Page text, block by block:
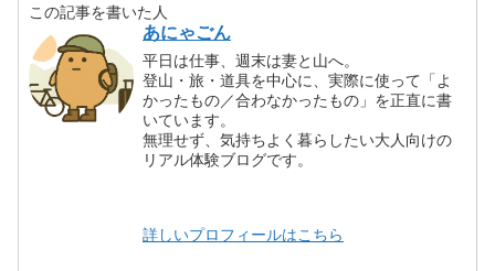
この記事を書いた人
あにゃごん
平日は仕事、週末は妻と山へ。
登山・旅・道具を中心に、実際に使って「よ
かったもの／合わなかったもの」を正直に書
いています。
無理せず、気持ちよく暮らしたい大人向けの
リアル体験ブログです。
詳しいプロフィールはこちら